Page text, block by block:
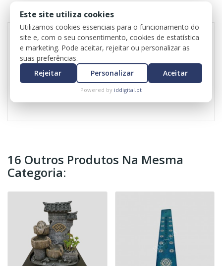
REVIEWS
luz LED
ligação USB
sistema eléctrico incuído
16 Outros Produtos Na Mesma
Categoria:
Este site utiliza cookies
Utilizamos cookies essenciais para o funcionamento do
site e, com o seu consentimento, cookies de estatística
e marketing. Pode aceitar, rejeitar ou personalizar as
suas preferências.
Rejeitar
Personalizar Aceitar
Powered by iddigital.pt